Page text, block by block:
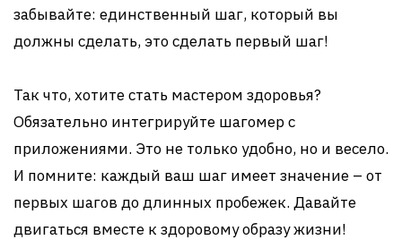
забывайте: единственный шаг, который вы
должны сделать, это сделать первый шаг!
Так что, хотите стать мастером здоровья?
Обязательно интегрируйте шагомер с
приложениями. Это не только удобно, но и весело.
И помните: каждый ваш шаг имеет значение – от
первых шагов до длинных пробежек. Давайте
двигаться вместе к здоровому образу жизни!